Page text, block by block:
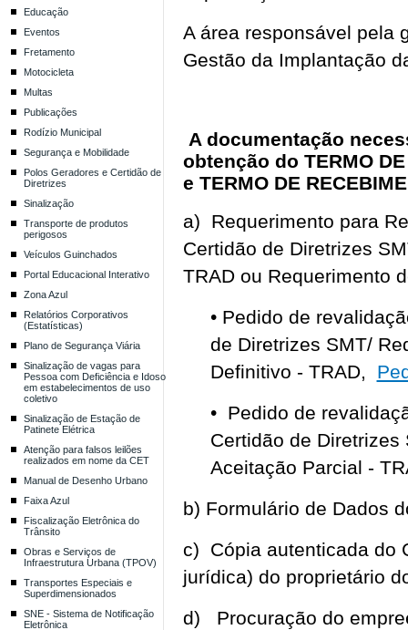
Educação
Eventos
Fretamento
Motocicleta
Multas
Publicações
Rodízio Municipal
Segurança e Mobilidade
Polos Geradores e Certidão de
Diretrizes
Sinalização
Transporte de produtos
perigosos
Veículos Guinchados
Portal Educacional Interativo
Zona Azul
Relatórios Corporativos
(Estatísticas)
Plano de Segurança Viária
Sinalização de vagas para
Pessoa com Deficiência e Idoso
em estabelecimentos de uso
coletivo
Sinalização de Estação de
Patinete Elétrica
Atenção para falsos leilões
realizados em nome da CET
Manual de Desenho Urbano
Faixa Azul
Fiscalização Eletrônica do
Trânsito
Obras e Serviços de
Infraestrutura Urbana (TPOV)
Transportes Especiais e
Superdimensionados
SNE - Sistema de Notificação
Eletrônica
A área responsável pela
Gestão da Implantação
A documentação
obtenção do TERMO DE
e TERMO DE
a) Requerimento para
Certidão de Diretrizes
TRAD ou Requerimento
• Pedido de
de Diretrizes SMT/
Definitivo - TRAD,
• Pedido de
Certidão de Diretrizes
Aceitação Parcial -
b) Formulário de Dados
c) Cópia autenticada do
jurídica) do proprietário
d) Procuração do